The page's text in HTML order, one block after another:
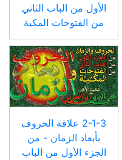
الأول من الباب الثاني
من الفتوحات المكية
2-1-3 علاقة الحروف
بأبعاد الزمان - من
الجزء الأول من الباب